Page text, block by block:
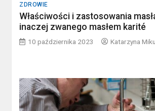
ZDROWIE
Właściwości i zastosowania
inaczej zwanego masłem karité
10 października 2023 Katarzyna